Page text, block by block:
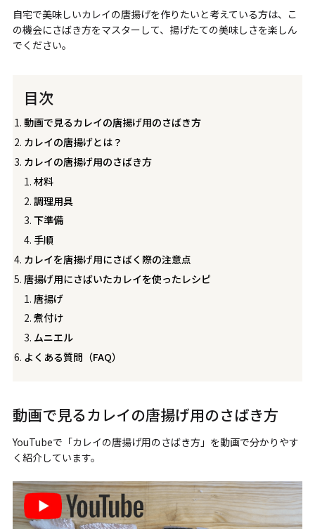
自宅で美味しいカレイの唐揚げを作りたいと考えている方は、こ
の機会にさばき方をマスターして、揚げたての美味しさを楽しん
でください。
目次
動画で見るカレイの唐揚げ用のさばき方
カレイの唐揚げとは？
カレイの唐揚げ用のさばき方
材料
調理用具
下準備
手順
カレイを唐揚げ用にさばく際の注意点
唐揚げ用にさばいたカレイを使ったレシピ
唐揚げ
煮付け
ムニエル
よくある質問（FAQ）
動画で見るカレイの唐揚げ用のさばき方
YouTubeで「カレイの唐揚げ用のさばき方」を動画で分かりやす
く紹介しています。